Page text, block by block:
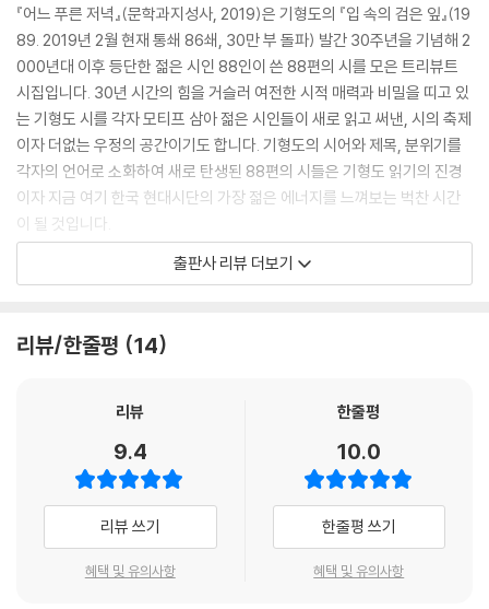
『어느 푸른 저녁』(문학과지성사, 2019)은 기형도의 『입 속의 검은 잎』(19
89. 2019년 2월 현재 통쇄 86쇄, 30만 부 돌파) 발간 30주년을 기념해 2
000년대 이후 등단한 젊은 시인 88인이 쓴 88편의 시를 모은 트리뷰트
시집입니다. 30년 시간의 힘을 거슬러 여전한 시적 매력과 비밀을 띠고 있
는 기형도 시를 각자 모티프 삼아 젊은 시인들이 새로 읽고 써낸, 시의 축제
이자 더없는 우정의 공간이기도 합니다. 기형도의 시어와 제목, 분위기를
각자의 언어로 소화하여 새로 탄생된 88편의 시들은 기형도 읽기의 진경
이자 지금 여기 한국 현대시단의 가장 젊은 에너지를 느껴보는 벅찬 시간
이 될 것입니다.
“지난 30년 동안 기형도는 세대를 이어가는 청춘의 통과의례이자 상징이
되었지만 그 연결의 지점은 시마다 다를 수밖에 없다. ‘헌정’이라는 말의 무
의 이름과 더불어 함께 쓴다는 취지에 가깝다. 여기는 애도의 자리가 아니
인들의 이름 가나다 순이며, 목차에는 시인들의 이름을 제목과 나란히 밝
혔으나 본문에서는 그 이름들을 드러내지 않았다. 이 거대한 우정의 공간
에는 위계도 이름도 우선하지 않기 때문이다. 이렇게 해서 수많은 기형도
가 우리에게 도래했다.” - 책을 펴내며
출판사 리뷰 더보기
리뷰/한줄평 14
리뷰
9.4
리뷰 쓰기
혜택 및 유의사항
한줄평
10.0
한줄평 쓰기
혜택 및 유의사항